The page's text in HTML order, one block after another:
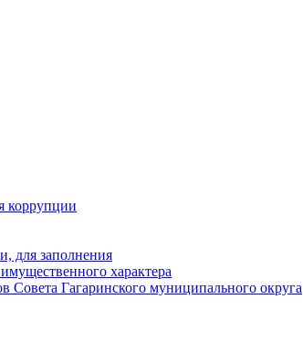
коррупции
для заполнения
характера
Совета Гагаринского муниципального округа